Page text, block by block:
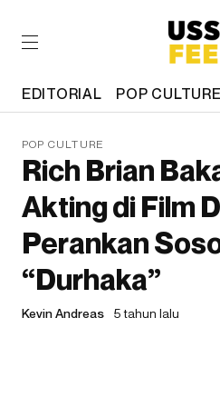
EDITORIAL POP CULTURE
POP CULTURE
Rich Brian
Akting di Film
Perankan
“Durhaka”
Kevin Andreas 5 tahun lalu